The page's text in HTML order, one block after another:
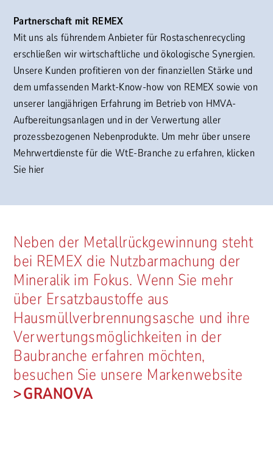
Partnerschaft mit REMEX
Mit uns als führendem Anbieter für Rostaschenrecycling
erschließen wir wirtschaftliche und ökologische Synergien.
Unsere Kunden profitieren von der finanziellen Stärke und
dem umfassenden Markt-Know-how von REMEX sowie von
unserer langjährigen Erfahrung im Betrieb von HMVA-
Aufbereitungsanlagen und in der Verwertung aller
prozessbezogenen Nebenprodukte. Um mehr über unsere
Mehrwertdienste für die WtE-Branche zu erfahren, klicken
Sie hier
Neben der Metallrückgewinnung steht
bei REMEX die Nutzbarmachung der
Mineralik im Fokus. Wenn Sie mehr
über Ersatzbaustoffe aus
Hausmüllverbrennungsasche und ihre
Verwertungsmöglichkeiten in der
Baubranche erfahren möchten,
besuchen Sie unsere Markenwebsite
GRANOVA